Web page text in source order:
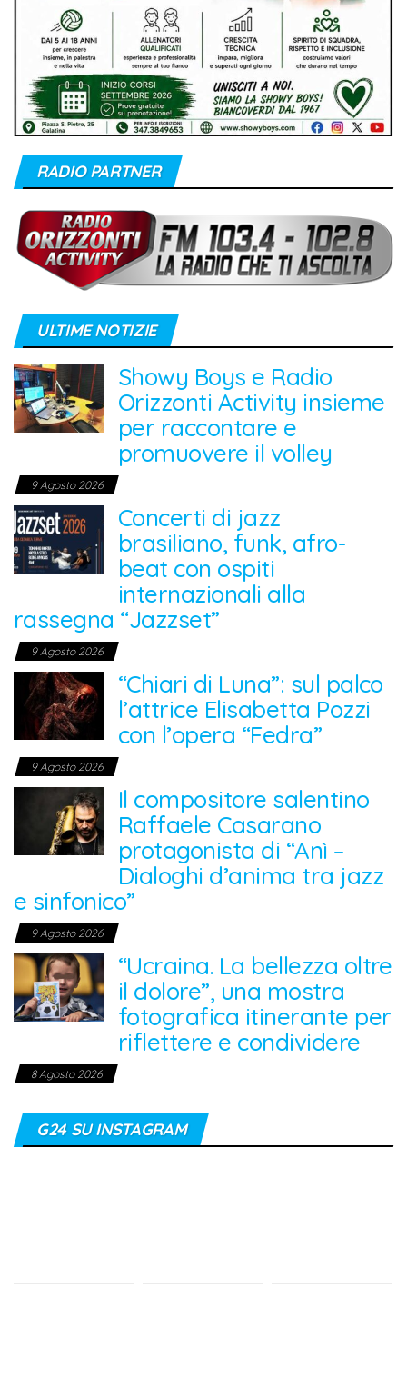
RADIO PARTNER
ULTIME NOTIZIE
Showy Boys e Radio
Orizzonti Activity insieme
per raccontare e
promuovere il volley
9 Agosto 2026
Concerti di jazz
brasiliano, funk, afro-
beat con ospiti
internazionali alla
rassegna “Jazzset”
9 Agosto 2026
“Chiari di Luna”: sul palco
l’attrice Elisabetta Pozzi
con l’opera “Fedra”
9 Agosto 2026
Il compositore salentino
Raffaele Casarano
protagonista di “Anì –
Dialoghi d’anima tra jazz
e sinfonico”
9 Agosto 2026
“Ucraina. La bellezza oltre
il dolore”, una mostra
fotografica itinerante per
riflettere e condividere
8 Agosto 2026
G24 SU INSTAGRAM